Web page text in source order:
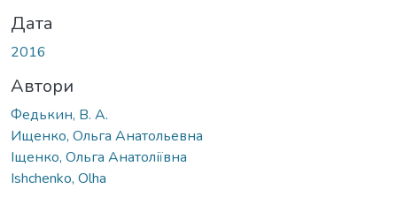
Дата
2016
Автори
Федькин, В. А.
Ищенко, Ольга Анатольевна
Іщенко, Ольга Анатоліївна
Ishchenko, Olha